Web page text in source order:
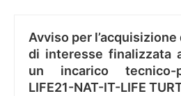
Avviso per
di interesse finalizzata
un incarico tecnico-
LIFE21-NAT-IT-LIFE